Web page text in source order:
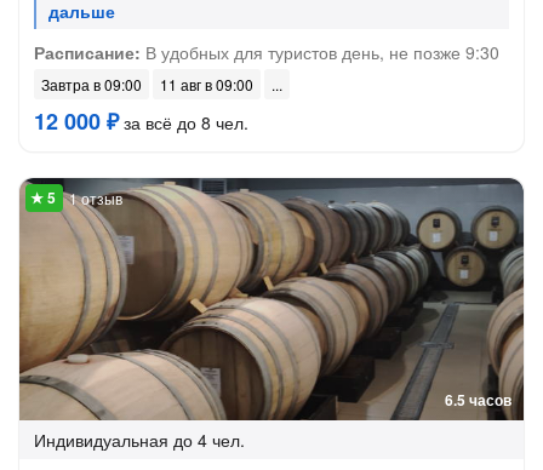
Расписание: В удобных для туристов день, не позже 9:30
Завтра в 09:00 11 авг в 09:00
12 000 ₽за всё до 8 чел.
6.5 часов
1 отзыв
Индивидуальная до 4 чел.